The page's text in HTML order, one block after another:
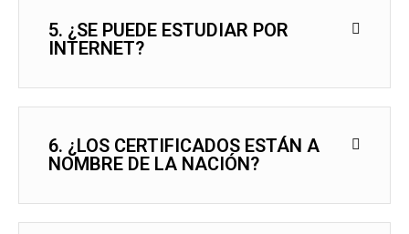
5. ¿SE PUEDE ESTUDIAR POR
INTERNET?
6. ¿LOS CERTIFICADOS ESTÁN A
NOMBRE DE LA NACIÓN?